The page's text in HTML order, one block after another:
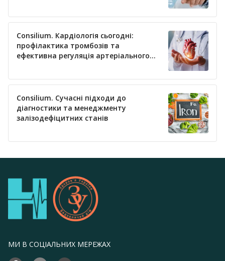
Consilium. Кардіологія сьогодні:
профілактика тромбозів та
ефективна регуляція артеріального
Consilium. Сучасні підходи до
діагностики та менеджменту
залізодефіцитних станів
МИ В СОЦІАЛЬНИХ МЕРЕЖАХ